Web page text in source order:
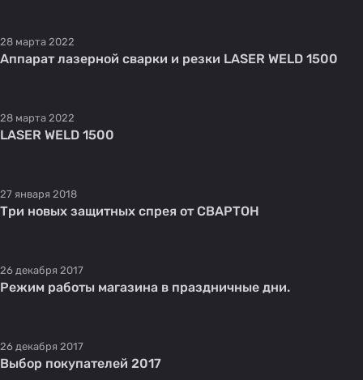
28 марта 2022
Аппарат лазерной сварки и резки LASER WELD 1500
28 марта 2022
LASER WELD 1500
27 января 2018
Три новых защитных спрея от СВАРТОН
26 декабря 2017
Режим работы магазина в праздничные дни.
26 декабря 2017
Выбор покупателей 2017